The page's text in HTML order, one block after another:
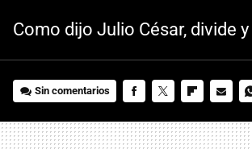
Como dijo Julio César, divide
Sin comentarios
MAIL